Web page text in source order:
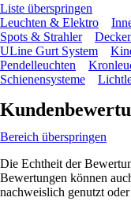
Liste überspringen
Leuchten & Elektro
Spots & Strahler
ULine Gurt System
Pendelleuchten
Schienensysteme
Bereich überspringen
Die Echtheit der
Bewertungen können
nachweislich genutzt